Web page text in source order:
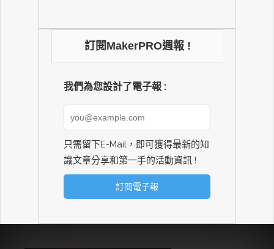
訂閱MakerPRO週報 !
我們為您設計了電子報 :
只需留下E-Mail，即可獲得最新的知
識文章分享和第一手的活動資訊 !